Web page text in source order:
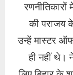
की पराजय
उन्हें मास्टर
ही नहीं थे।